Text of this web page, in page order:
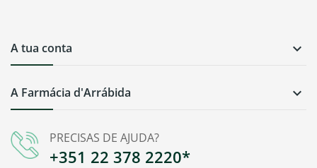
PRECISAS DE AJUDA?
+351 22 378 2220*
A Farmácia d'Arrábida 
A tua conta 